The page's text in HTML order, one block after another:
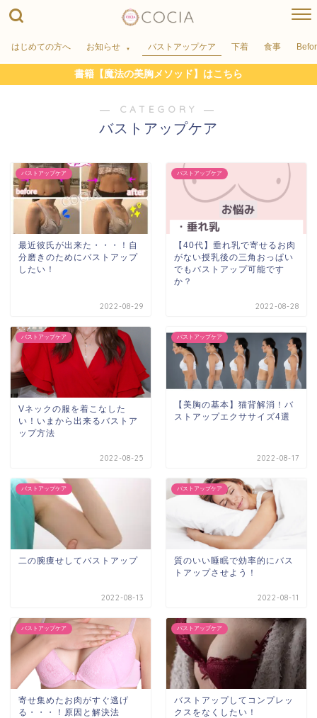
はじめての方へ お知らせ バストアップケア 下着 食事
書籍【魔法の美胸メソッド】はこちら
― CATEGORY ―
バストアップケア
バストアップケア
最近彼氏が出来た・・・！自
分磨きのためにバストアップ
したい！
2022-08-29
バストアップケア
【40代】垂れ乳で寄せるお肉
がない授乳後の三角おっぱい
でもバストアップ可能です
か？
2022-08-28
バストアップケア
Vネックの服を着こなした
い！いまから出来るバストア
ップ方法
2022-08-25
バストアップケア
【美胸の基本】猫背解消！バ
ストアップエクササイズ4選
2022-08-17
バストアップケア
二の腕痩せしてバストアップ
2022-08-13
バストアップケア
質のいい睡眠で効率的にバス
トアップさせよう！
2022-08-11
バストアップケア
寄せ集めたお肉がすぐ逃げ
る・・・！原因と解決法
バストアップケア
バストアップしてコンプレッ
クスをなくしたい！